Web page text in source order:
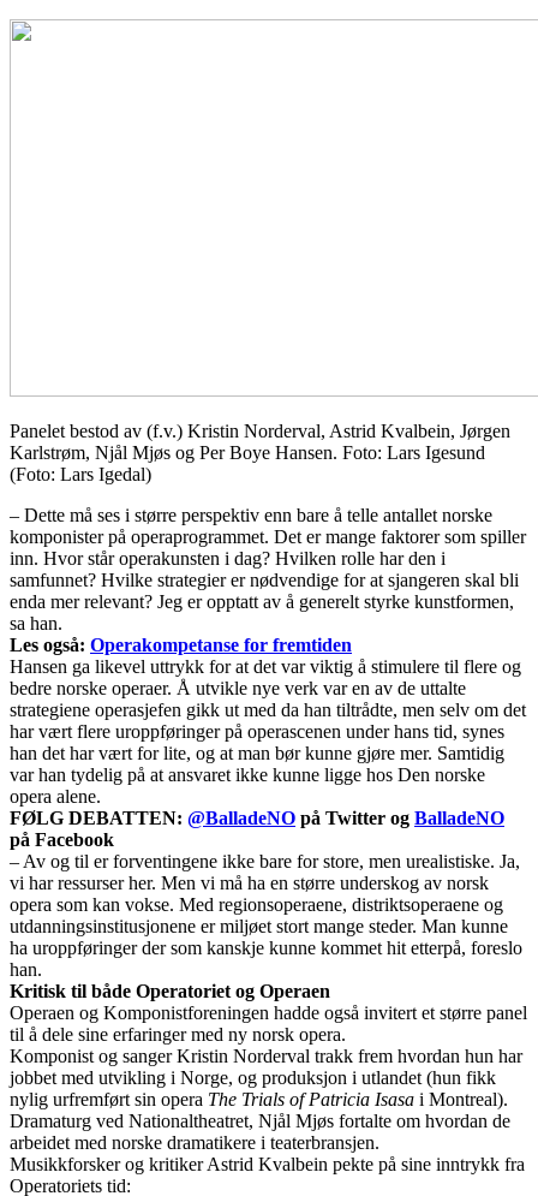
Panelet bestod av (f.v.) Kristin Norderval, Astrid Kvalbein, Jørgen
Karlstrøm, Njål Mjøs og Per Boye Hansen. Foto: Lars Igesund
(Foto: Lars Igedal)
– Dette må ses i større perspektiv enn bare å telle antallet norske
komponister på operaprogrammet. Det er mange faktorer som spiller
inn. Hvor står operakunsten i dag? Hvilken rolle har den i
samfunnet? Hvilke strategier er nødvendige for at sjangeren skal bli
enda mer relevant? Jeg er opptatt av å generelt styrke kunstformen,
sa han.
Les også: Operakompetanse for fremtiden
Hansen ga likevel uttrykk for at det var viktig å stimulere til flere og
bedre norske operaer. Å utvikle nye verk var en av de uttalte
strategiene operasjefen gikk ut med da han tiltrådte, men selv om det
har vært flere uroppføringer på operascenen under hans tid, synes
han det har vært for lite, og at man bør kunne gjøre mer. Samtidig
var han tydelig på at ansvaret ikke kunne ligge hos Den norske
opera alene.
FØLG DEBATTEN: @BalladeNO på Twitter og BalladeNO
på Facebook
– Av og til er forventingene ikke bare for store, men urealistiske. Ja,
vi har ressurser her. Men vi må ha en større underskog av norsk
opera som kan vokse. Med regionsoperaene, distriktsoperaene og
utdanningsinstitusjonene er miljøet stort mange steder. Man kunne
ha uroppføringer der som kanskje kunne kommet hit etterpå, foreslo
han.
Kritisk til både Operatoriet og Operaen
Operaen og Komponistforeningen hadde også invitert et større panel
til å dele sine erfaringer med ny norsk opera.
Komponist og sanger Kristin Norderval trakk frem hvordan hun har
jobbet med utvikling i Norge, og produksjon i utlandet (hun fikk
nylig urfremført sin opera The Trials of Patricia Isasa i Montreal).
Dramaturg ved Nationaltheatret, Njål Mjøs fortalte om hvordan de
arbeidet med norske dramatikere i teaterbransjen.
Musikkforsker og kritiker Astrid Kvalbein pekte på sine inntrykk fra
Operatoriets tid: